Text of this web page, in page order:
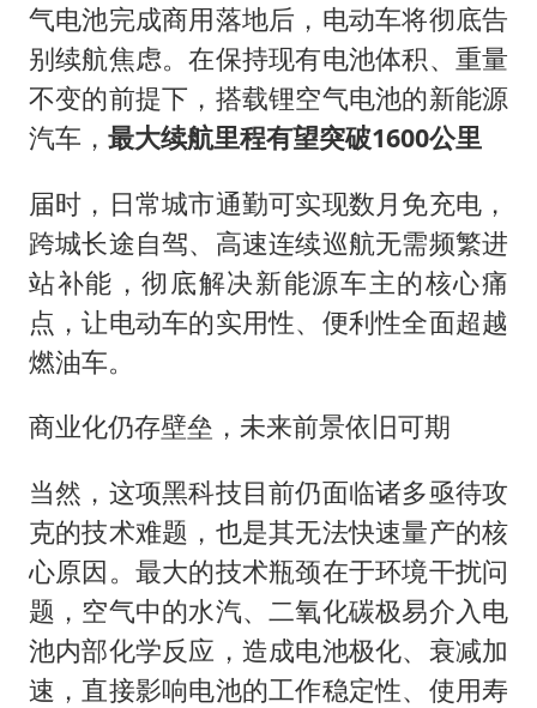
气电池完成商用落地后，电动车将彻底告
别续航焦虑。在保持现有电池体积、重量
不变的前提下，搭载锂空气电池的新能源
汽车， 最大续航里程有望突破1600公里
届时，日常城市通勤可实现数月免充电，
跨城长途自驾、高速连续巡航无需频繁进
站补能，彻底解决新能源车主的核心痛
点，让电动车的实用性、便利性全面超越
燃油车。
商业化仍存壁垒，未来前景依旧可期
当然，这项黑科技目前仍面临诸多亟待攻
克的技术难题，也是其无法快速量产的核
心原因。最大的技术瓶颈在于环境干扰问
题，空气中的水汽、二氧化碳极易介入电
池内部化学反应，造成电池极化、衰减加
速，直接影响电池的工作稳定性、使用寿